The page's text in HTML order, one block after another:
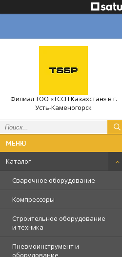
Филиал ТОО «ТССП Казахстан» в г.
Усть-Каменогорск
Каталог
Сварочное оборудование
Компрессоры
Строительное оборудование
и техника
Пневмоинструмент и
оборудование